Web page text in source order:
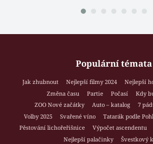
Populární témata
Jak zhubnout Nejlepší filmy 2024 Nejlepší
Změna času
Partie Počasí
Kdy
ZOO Nové začátky
Auto – katalog
7
Volby 2025
Svařené víno Tatarák podle
Pěstování lichořeřišnice
Výpočet ascendentu
Nejlepší palačinky
Švestkový